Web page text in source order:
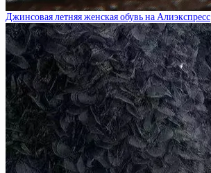
Джинсовая летняя женская обувь на Алиэкспресс